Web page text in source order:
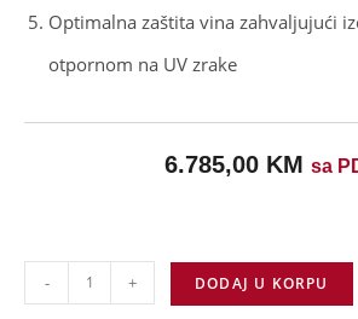
Optimalna zaštita vina zahvaljujući
otpornom na UV zrake
6.785,00 KM sa
- + DODAJ U KORPU